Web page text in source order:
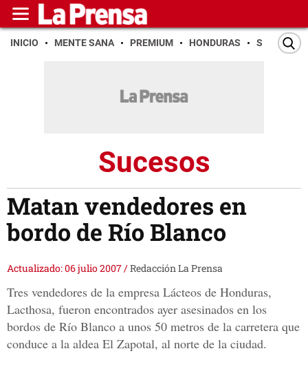
INICIO MENTE SANA PREMIUM HONDURAS SAN PEDRO
Sucesos
Matan vendedores en
bordo de Río Blanco
Actualizado: 06 julio 2007/Redacción La Prensa
Tres vendedores de la empresa Lácteos de Honduras,
Lacthosa, fueron encontrados ayer asesinados en los
bordos de Río Blanco a unos 50 metros de la carretera que
conduce a la aldea El Zapotal, al norte de la ciudad.